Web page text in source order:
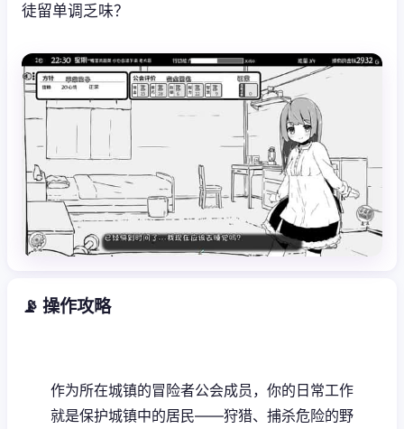
徒留单调乏味？
📡 操作攻略
作为所在城镇的冒险者公会成员，你的日常工作
就是保护城镇中的居民——狩猎、捕杀危险的野